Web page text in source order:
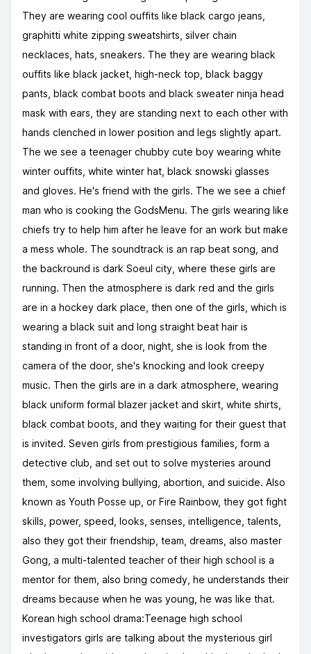
They are wearing cool ouffits like black cargo jeans,
graphitti white zipping sweatshirts, silver chain
necklaces, hats, sneakers. The they are wearing black
ouffits like black jacket, high-neck top, black baggy
pants, black combat boots and black sweater ninja head
mask with ears, they are standing next to each other with
hands clenched in lower position and legs slightly apart.
The we see a teenager chubby cute boy wearing white
winter ouffits, white winter hat, black snowski glasses
and gloves. He's friend with the girls. The we see a chief
man who is cooking the GodsMenu. The girls wearing like
chiefs try to help him after he leave for an work but make
a mess whole. The soundtrack is an rap beat song, and
the backround is dark Soeul city, where these girls are
running. Then the atmosphere is dark red and the girls
are in a hockey dark place, then one of the girls, which is
wearing a black suit and long straight beat hair is
standing in front of a door, night, she is look from the
camera of the door, she's knocking and look creepy
music. Then the girls are in a dark atmosphere, wearing
black uniform formal blazer jacket and skirt, white shirts,
black combat boots, and they waiting for their guest that
is invited. Seven girls from prestigious families, form a
detective club, and set out to solve mysteries around
them, some involving bullying, abortion, and suicide. Also
known as Youth Posse up, or Fire Rainbow, they got fight
skills, power, speed, looks, senses, intelligence, talents,
also they got their friendship, team, dreams, also master
Gong, a multi-talented teacher of their high school is a
mentor for them, also bring comedy, he understands their
dreams because when he was young, he was like that.
Korean high school drama:Teenage high school
investigators girls are talking about the mysterious girl